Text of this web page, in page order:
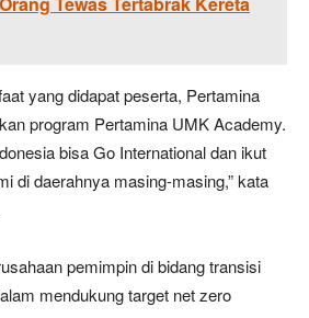
yang didapat peserta, Pertamina
program Pertamina UMK Academy.
bisa Go International dan ikut
di daerahnya masing-masing,” kata
pemimpin di bidang transisi
mendukung target net zero